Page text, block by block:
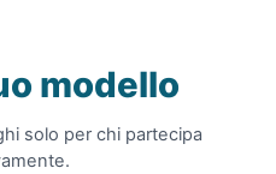
modello
solo per chi partecipa